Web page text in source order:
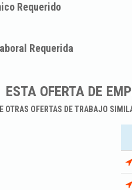
Requerido
Requerida
ESTA OFERTA DE
OTRAS OFERTAS DE TRABAJO